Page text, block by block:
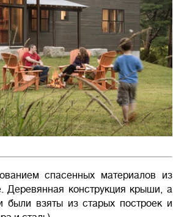
спасенных материалов из
Деревянная конструкция крыши, а
были взяты из старых построек и